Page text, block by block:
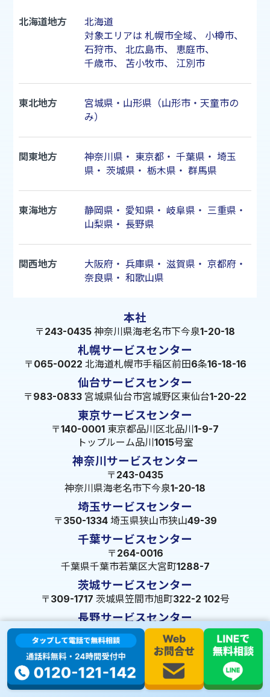
北海道地方
北海道
対象エリアは 札幌市全域、 小樽市、
石狩市、 北広島市、 恵庭市、
千歳市、 苫小牧市、 江別市
東北地方
宮城県・山形県（山形市・天童市の
み）
関東地方 神奈川県 ・ 東京都・ 千葉県 ・ 埼玉
県 ・ 茨城県 ・ 栃木県 ・ 群馬県
東海地方 静岡県 ・ 愛知県 ・ 岐阜県 ・ 三重県 ・
山梨県 ・ 長野県
関西地方 大阪府 ・ 兵庫県 ・ 滋賀県 ・ 京都府 ・
奈良県 ・ 和歌山県
本社
〒243-0435 神奈川県海老名市下今泉1-20-18
札幌サービスセンター
〒065-0022 北海道札幌市手稲区前田6条16-18-16
仙台サービスセンター
〒983-0833 宮城県仙台市宮城野区東仙台1-20-22
東京サービスセンター
〒140-0001 東京都品川区北品川1-9-7
トップルーム品川1015号室
神奈川サービスセンター
〒243-0435
神奈川県海老名市下今泉1-20-18
埼玉サービスセンター
〒350-1334 埼玉県狭山市狭山49-39
千葉サービスセンター
〒264-0016
千葉県千葉市若葉区大宮町1288-7
茨城サービスセンター
〒309-1717 茨城県笠間市旭町322-2 102号
長野サービスセンター
〒380-0921 長野県長野市大字栗田653-141 皐月ビル
名古屋サービスセンター
〒455-0014 名古屋市港区港楽3-13-22
静岡サービスセンター